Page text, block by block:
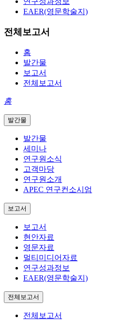
EAER(영문학술지)
전체보고서
홈
발간물
보고서
전체보고서
홈
발간물
발간물
세미나
연구원소식
고객마당
연구원소개
APEC 연구컨소시엄
보고서
보고서
현안자료
영문자료
멀티미디어자료
연구성과정보
EAER(영문학술지)
전체보고서
전체보고서